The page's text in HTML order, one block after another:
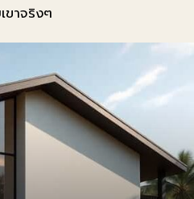
ขาจริงๆ